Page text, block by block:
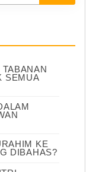
SEMUA
KE
DIBAHAS?